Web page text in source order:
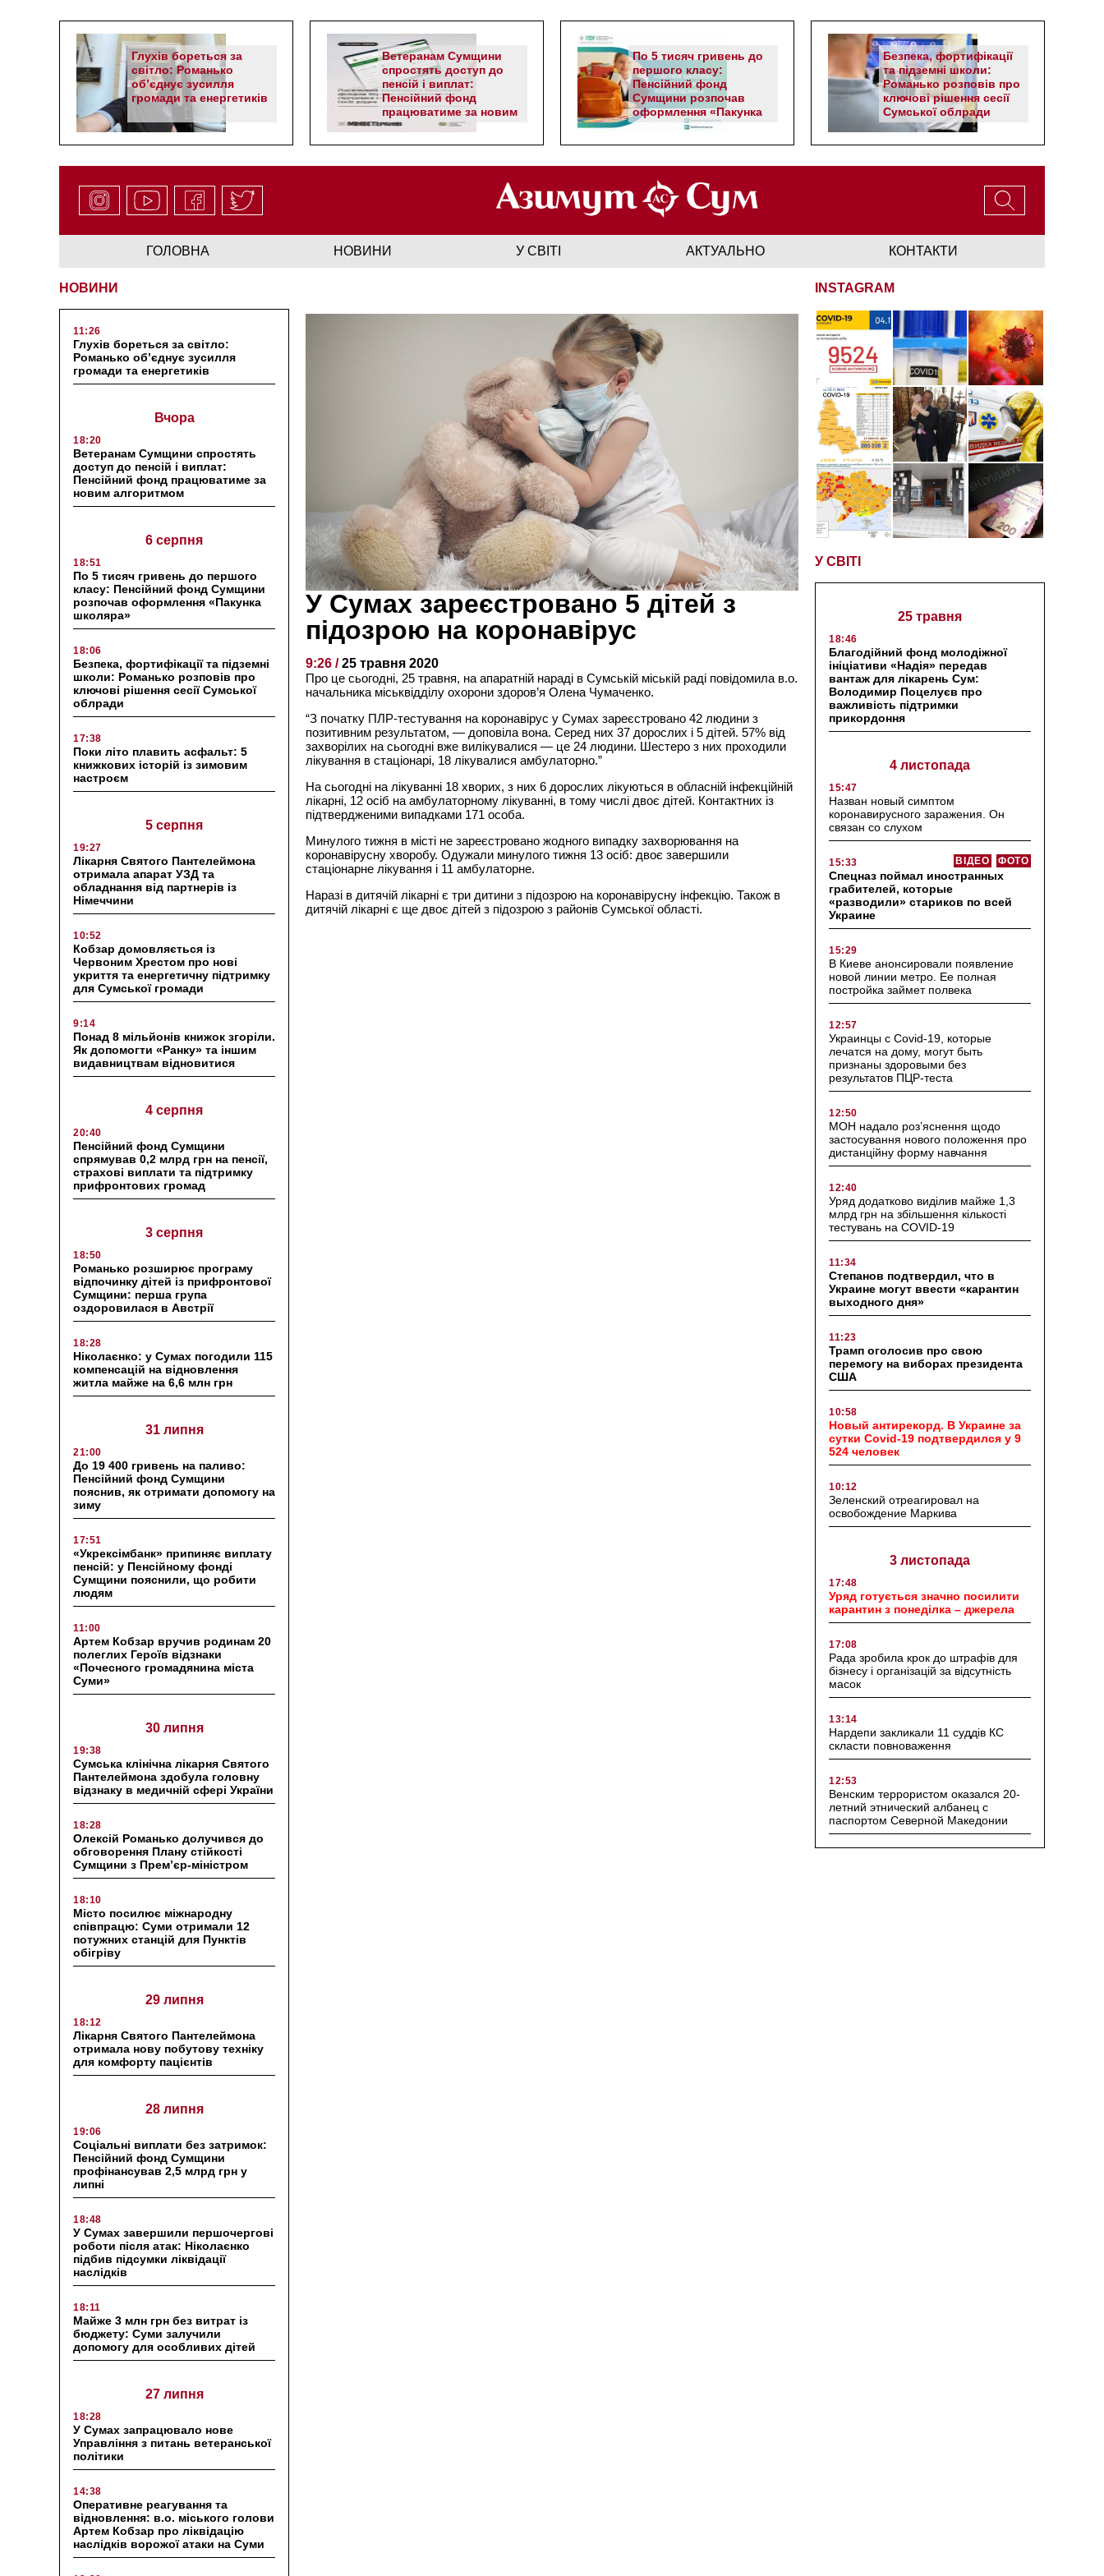
Глухів бореться за
світло: Романько
об’єднує зусилля
громади та енергетиків
Ветеранам Сумщини
спростять доступ до
пенсій і виплат:
Пенсійний фонд
працюватиме за новим
алгоритмом
По 5 тисяч гривень до
першого класу:
Пенсійний фонд
Сумщини розпочав
оформлення «Пакунка
школяра»
Безпека, фортифікації
та підземні школи:
Романько розповів про
ключові рішення сесії
Сумської облради
ГОЛОВНА НОВИНИ У СВІТІ АКТУАЛЬНО КОНТАКТИ
НОВИНИ
11:26
Глухів бореться за світло:
Романько об’єднує зусилля
громади та енергетиків
Вчора
18:20
Ветеранам Сумщини спростять
доступ до пенсій і виплат:
Пенсійний фонд працюватиме за
новим алгоритмом
6 серпня
18:51
По 5 тисяч гривень до першого
класу: Пенсійний фонд Сумщини
розпочав оформлення «Пакунка
школяра»
18:06
Безпека, фортифікації та підземні
школи: Романько розповів про
ключові рішення сесії Сумської
облради
17:38
Поки літо плавить асфальт: 5
книжкових історій із зимовим
настроєм
5 серпня
19:27
Лікарня Святого Пантелеймона
отримала апарат УЗД та
обладнання від партнерів із
Німеччини
10:52
Кобзар домовляється із
Червоним Хрестом про нові
укриття та енергетичну підтримку
для Сумської громади
9:14
Понад 8 мільйонів книжок згоріли.
Як допомогти «Ранку» та іншим
видавництвам відновитися
4 серпня
20:40
Пенсійний фонд Сумщини
спрямував 0,2 млрд грн на пенсії,
страхові виплати та підтримку
прифронтових громад
3 серпня
18:50
Романько розширює програму
відпочинку дітей із прифронтової
Сумщини: перша група
оздоровилася в Австрії
18:28
Ніколаєнко: у Сумах погодили 115
компенсацій на відновлення
житла майже на 6,6 млн грн
31 липня
21:00
До 19 400 гривень на паливо:
Пенсійний фонд Сумщини
пояснив, як отримати допомогу на
зиму
17:51
«Укрексімбанк» припиняє виплату
пенсій: у Пенсійному фонді
Сумщини пояснили, що робити
людям
11:00
Артем Кобзар вручив родинам 20
полеглих Героїв відзнаки
«Почесного громадянина міста
Суми»
30 липня
19:38
Сумська клінічна лікарня Святого
Пантелеймона здобула головну
відзнаку в медичній сфері України
18:28
Олексій Романько долучився до
обговорення Плану стійкості
Сумщини з Прем’єр-міністром
18:10
Місто посилює міжнародну
співпрацю: Суми отримали 12
потужних станцій для Пунктів
обігріву
29 липня
18:12
Лікарня Святого Пантелеймона
отримала нову побутову техніку
для комфорту пацієнтів
28 липня
19:06
Соціальні виплати без затримок:
Пенсійний фонд Сумщини
профінансував 2,5 млрд грн у
липні
18:48
У Сумах завершили першочергові
роботи після атак: Ніколаєнко
підбив підсумки ліквідації
наслідків
18:11
Майже 3 млн грн без витрат із
бюджету: Суми залучили
допомогу для особливих дітей
27 липня
18:28
У Сумах запрацювало нове
Управління з питань ветеранської
політики
14:38
Оперативне реагування та
відновлення: в.о. міського голови
Артем Кобзар про ліквідацію
наслідків ворожої атаки на Суми
У Сумах зареєстровано 5 дітей з
підозрою на коронавірус
9:26 /25 травня 2020
Про це сьогодні, 25 травня, на апаратній нараді в Сумській міській раді повідомила в.о.
начальника міськвідділу охорони здоров’я Олена Чумаченко.
“З початку ПЛР-тестування на коронавірус у Сумах зареєстровано 42 людини з
позитивним результатом, — доповіла вона. Серед них 37 дорослих і 5 дітей. 57% від
захворілих на сьогодні вже вилікувалися — це 24 людини. Шестеро з них проходили
лікування в стаціонарі, 18 лікувалися амбулаторно.”
На сьогодні на лікуванні 18 хворих, з них 6 дорослих лікуються в обласній інфекційній
лікарні, 12 осіб на амбулаторному лікуванні, в тому числі двоє дітей. Контактних із
підтвердженими випадками 171 особа.
Минулого тижня в місті не зареєстровано жодного випадку захворювання на
коронавірусну хворобу. Одужали минулого тижня 13 осіб: двоє завершили
стаціонарне лікування і 11 амбулаторне.
Наразі в дитячій лікарні є три дитини з підозрою на коронавірусну інфекцію. Також в
дитячій лікарні є ще двоє дітей з підозрою з районів Сумської області.
INSTAGRAM
У СВІТІ
25 травня
18:46
Благодійний фонд молодіжної
ініціативи «Надія» передав
вантаж для лікарень Сум:
Володимир Поцелуєв про
важливість підтримки
прикордоння
4 листопада
15:47
Назван новый симптом
коронавирусного заражения. Он
связан со слухом
15:33 ФОТО
ВІДЕО
Спецназ поймал иностранных
грабителей, которые
«разводили» стариков по всей
Украине
15:29
В Киеве анонсировали появление
новой линии метро. Ее полная
постройка займет полвека
12:57
Украинцы с Covid-19, которые
лечатся на дому, могут быть
признаны здоровыми без
результатов ПЦР-теста
12:50
МОН надало роз’яснення щодо
застосування нового положення про
дистанційну форму навчання
12:40
Уряд додатково виділив майже 1,3
млрд грн на збільшення кількості
тестувань на COVID-19
11:34
Степанов подтвердил, что в
Украине могут ввести «карантин
выходного дня»
11:23
Трамп оголосив про свою
перемогу на виборах президента
США
10:58
Новый антирекорд. В Украине за
сутки Covid-19 подтвердился у 9
524 человек
10:12
Зеленский отреагировал на
освобождение Маркива
3 листопада
17:48
Уряд готується значно посилити
карантин з понеділка – джерела
17:08
Рада зробила крок до штрафів для
бізнесу і організацій за відсутність
масок
13:14
Нардепи закликали 11 суддів КС
скласти повноваження
12:53
Венским террористом оказался 20-
летний этнический албанец с
паспортом Северной Македонии